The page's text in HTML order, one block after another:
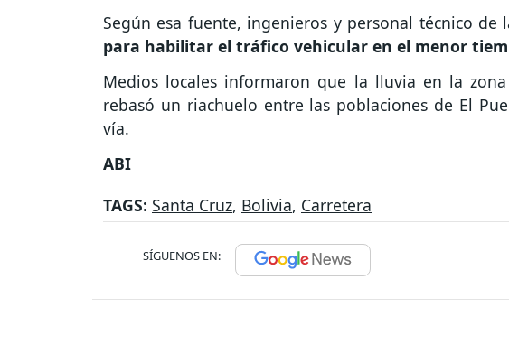
Según esa fuente, ingenieros y personal técnico de
para habilitar el tráfico vehicular en el menor
Medios locales informaron que la lluvia en la
rebasó un riachuelo entre las poblaciones de El
vía.
ABI
TAGS: Santa Cruz, Bolivia, Carretera
SÍGUENOS EN: